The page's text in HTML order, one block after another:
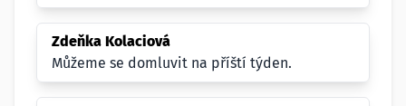
Zdeňka Kolaciová
Můžeme se domluvit na příští týden.